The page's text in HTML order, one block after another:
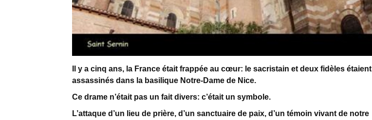
Il y a cinq ans, la France était frappée au cœur: le sacristain et deux fidèles étaient
assassinés dans la basilique Notre-Dame de Nice.
Ce drame n’était pas un fait divers: c’était un symbole.
L’attaque d’un lieu de prière, d’un sanctuaire de paix, d’un témoin vivant de notre